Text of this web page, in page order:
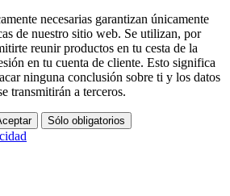
necesarias garantizan únicamente
de nuestro sitio web. Se utilizan, por
reunir productos en tu cesta de la
en tu cuenta de cliente. Esto significa
ninguna conclusión sobre ti y los datos
transmitirán a terceros.
Sólo obligatorios